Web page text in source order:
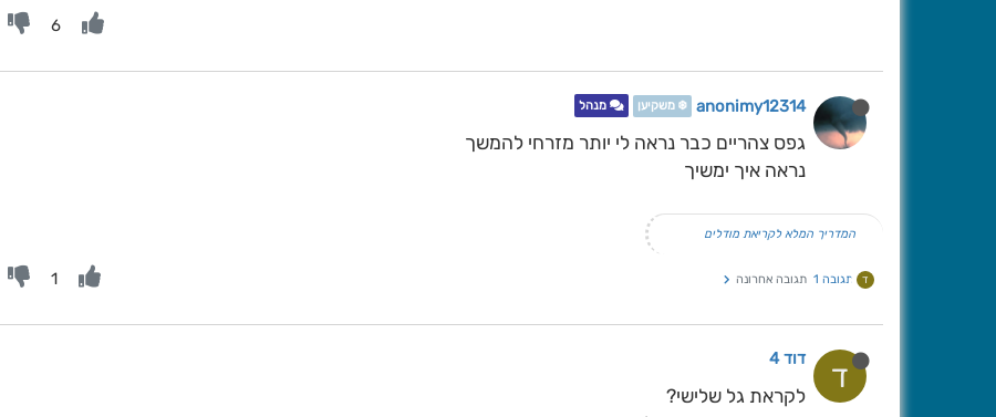
6
anonimy12314 ❄️ משקיען מנהל
גפס צהריים כבר נראה לי יותר מזרחי להמשך
נראה איך ימשיך
המדריך המלא לקריאת מודלים
ד תגובה 1 תגובה אחרונה 1
ד דוד 4
לקראת גל שלישי?